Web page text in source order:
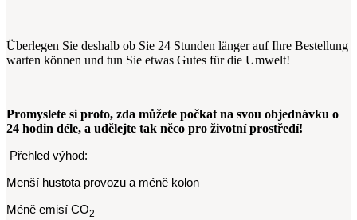
Überlegen Sie deshalb ob Sie 24 Stunden länger auf Ihre Bestellung
warten können und tun Sie etwas Gutes für die Umwelt!
Promyslete si proto, zda můžete počkat na svou objednávku o
24 hodin déle, a udělejte tak něco pro životní prostředí!
Přehled výhod:
Menší hustota provozu a méně kolon
Méně emisí CO2